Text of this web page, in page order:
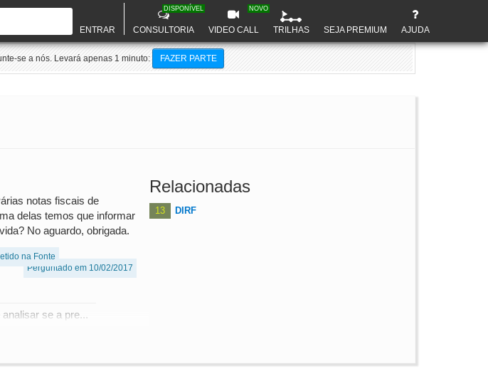
ENTRAR CONSULTORIA
DISPONÍVEL
VIDEO CALL
NOVO
TRILHAS SEJA PREMIUM AJUDA
se a nós. Levará apenas 1 minuto: FAZER PARTE
notas fiscais de
delas temos que informar
No aguardo, obrigada.
na Fonte
Perguntado em 10/02/2017
se a pre...
Relacionadas
13 DIRF